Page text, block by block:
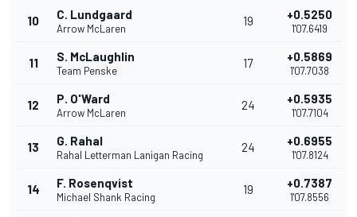
10 C. Lundgaard
Arrow McLaren
19 +0.5250
1'07.6419
11 S. McLaughlin
Team Penske
17 +0.5869
1'07.7038
12 P. O'Ward
Arrow McLaren
24 +0.5935
1'07.7104
13 G. Rahal
Rahal Letterman Lanigan Racing
24 +0.6955
1'07.8124
14 F. Rosenqvist
Michael Shank Racing
19 +0.7387
1'07.8556